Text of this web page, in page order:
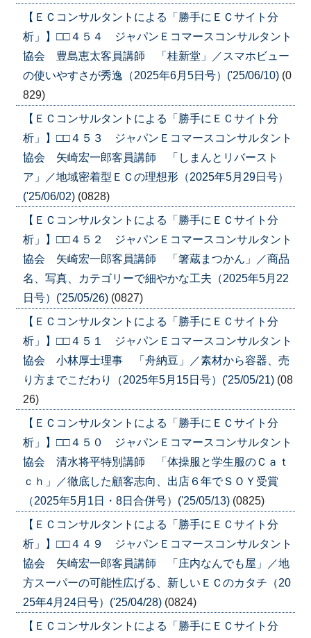
【ＥＣコンサルタントによる「勝手にＥＣサイト分
析」】□□４５４ ジャパンＥコマースコンサルタント
協会 豊島恵太客員講師 「桂新堂」／スマホビュー
の使いやすさが秀逸（2025年6月5日号）('25/06/10) (0
829)
【ＥＣコンサルタントによる「勝手にＥＣサイト分
析」】□□４５３ ジャパンＥコマースコンサルタント
協会 矢崎宏一郎客員講師 「しまんとリバースト
ア」／地域密着型ＥＣの理想形（2025年5月29日号）
('25/06/02) (0828)
【ＥＣコンサルタントによる「勝手にＥＣサイト分
析」】□□４５２ ジャパンＥコマースコンサルタント
協会 矢崎宏一郎客員講師 「箸蔵まつかん」／商品
名、写真、カテゴリーで細やかな工夫（2025年5月22
日号）('25/05/26) (0827)
【ＥＣコンサルタントによる「勝手にＥＣサイト分
析」】□□４５１ ジャパンＥコマースコンサルタント
協会 小林厚士理事 「舟納豆」／素材から容器、売
り方までこだわり（2025年5月15日号）('25/05/21) (08
26)
【ＥＣコンサルタントによる「勝手にＥＣサイト分
析」】□□４５０ ジャパンＥコマースコンサルタント
協会 清水将平特別講師 「体操服と学生服のＣａｔ
ｃｈ」／徹底した顧客志向、出店６年でＳＯＹ受賞
（2025年5月1日・8日合併号）('25/05/13) (0825)
【ＥＣコンサルタントによる「勝手にＥＣサイト分
析」】□□４４９ ジャパンＥコマースコンサルタント
協会 矢崎宏一郎客員講師 「庄内なんでも屋」／地
方スーパーの可能性広げる、新しいＥＣのカタチ（20
25年4月24日号）('25/04/28) (0824)
【ＥＣコンサルタントによる「勝手にＥＣサイト分